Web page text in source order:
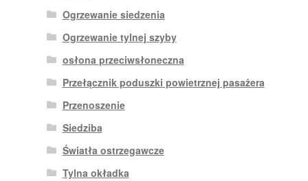
Ogrzewanie siedzenia
Ogrzewanie tylnej szyby
osłona przeciwsłoneczna
Przełącznik poduszki powietrznej pasażera
Przenoszenie
Siedziba
Światła ostrzegawcze
Tylna okładka